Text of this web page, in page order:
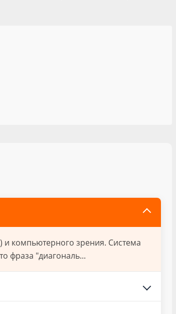
и компьютерного зрения. Система
фраза "диагональ...